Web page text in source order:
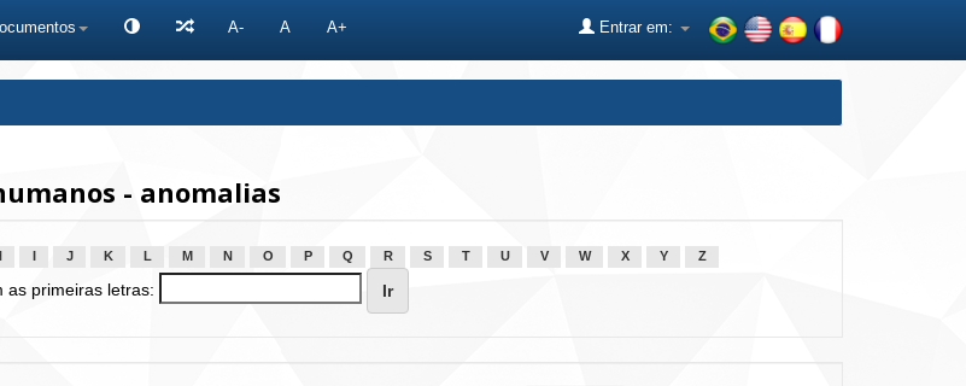
A- A A+ Entrar em:
- anomalias
J K L M N O P Q R S T U V W X Y Z
as primeiras letras: